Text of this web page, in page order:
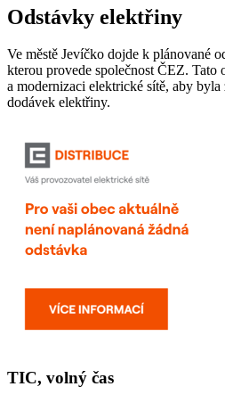
Odstávky elektřiny
Ve městě Jevíčko dojde k plánované
kterou provede společnost ČEZ. Tato
a modernizaci elektrické sítě, aby byla
dodávek elektřiny.
TIC, volný čas